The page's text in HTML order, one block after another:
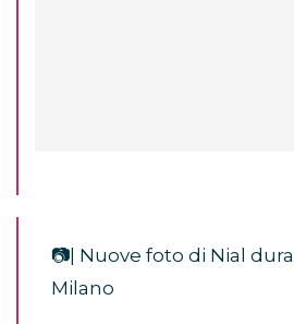
📷| Nuove foto di Nial
Milano